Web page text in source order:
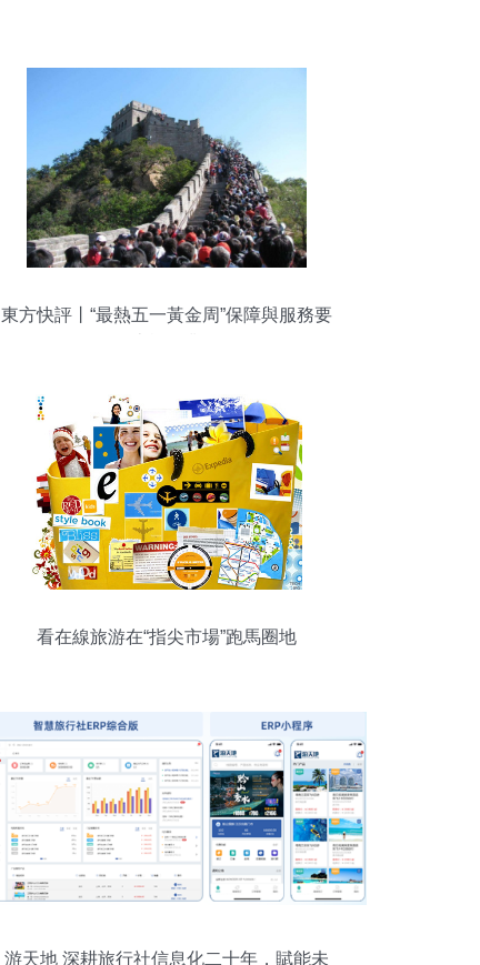
東方快評丨“最熱五一黃金周”保障與服務要
看在線旅游在“指尖市場”跑馬圈地
游天地 深耕旅行社信息化二十年，賦能未